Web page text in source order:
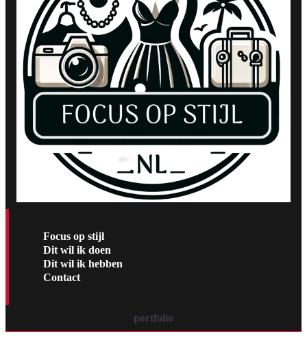
Focus op stijl
Dit wil ik doen
Dit wil ik hebben
Contact
portfolio